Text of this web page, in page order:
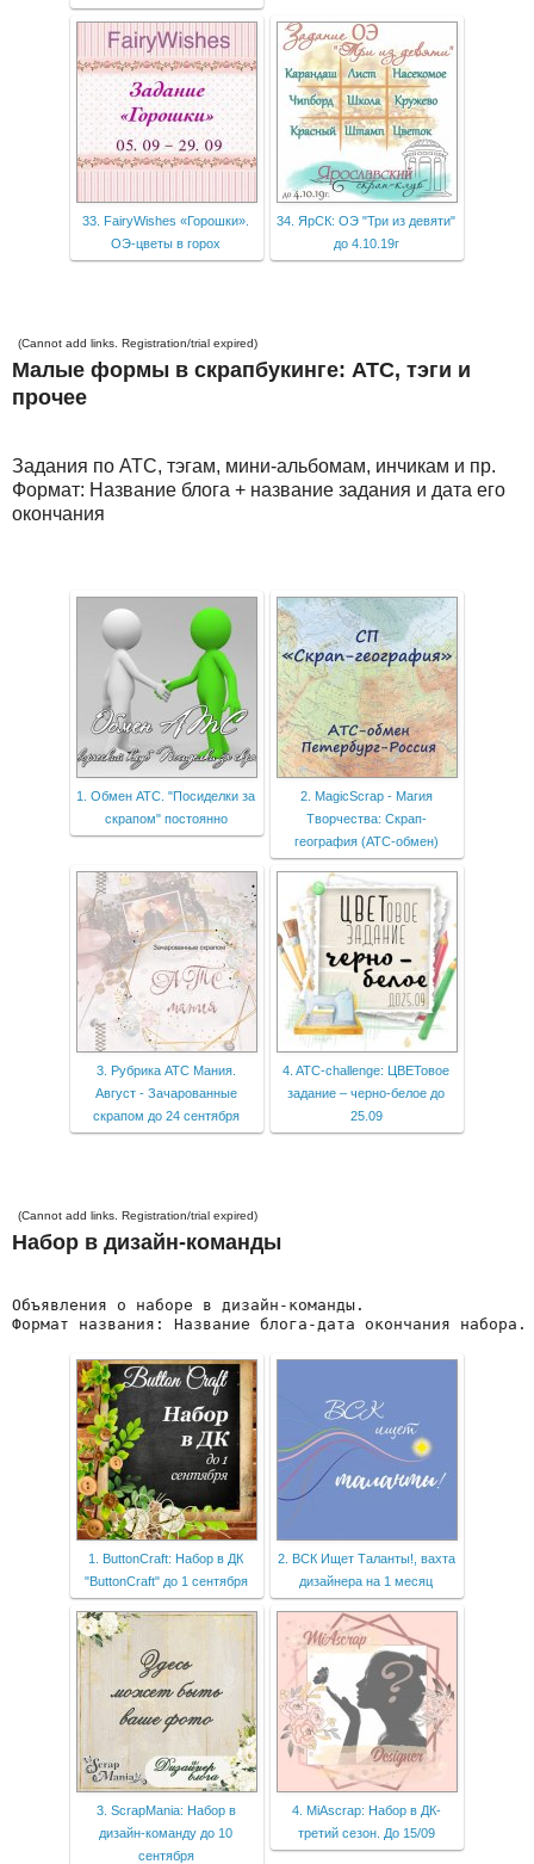
33. FairyWishes «Горошки».
ОЭ-цветы в горох
34. ЯрСК: ОЭ "Три из девяти"
до 4.10.19г
(Cannot add links. Registration/trial expired)
Малые формы в скрапбукинге: АТС, тэги и
прочее
Задания по АТС, тэгам, мини-альбомам, инчикам и пр.
Формат: Название блога + название задания и дата его
окончания
1. Обмен АТС. "Посиделки за
скрапом" постоянно
2. MagicScrap - Магия
Творчества: Скрап-
география (АТС-обмен)
3. Рубрика АТС Мания.
Август - Зачарованные
скрапом до 24 сентября
4. ATC-challenge: ЦВЕТовое
задание – черно-белое до
25.09
(Cannot add links. Registration/trial expired)
Набор в дизайн-команды
Объявления о наборе в дизайн-команды.
Формат названия: Название блога-дата окончания набора.
1. ButtonCraft: Набор в ДК
"ButtonCraft" до 1 сентября
2. ВСК Ищет Таланты!, вахта
дизайнера на 1 месяц
3. ScrapMania: Набор в
дизайн-команду до 10
сентября
4. MiAscrap: Набор в ДК-
третий сезон. До 15/09